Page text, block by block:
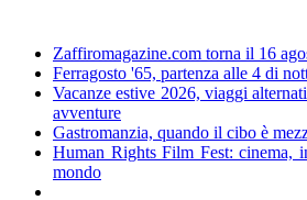
Zaffiromagazine.com torna il 16
Ferragosto '65, partenza alle 4 di
Vacanze estive 2026, viaggi
avventure
Gastromanzia, quando il cibo è
Human Rights Film Fest: cinema,
mondo